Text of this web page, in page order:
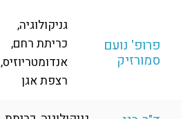
פרופ' נועם
סמורזיק
גניקולוגיה,
כריתת רחם,
אנדומטריוזיס,
רצפת אגן